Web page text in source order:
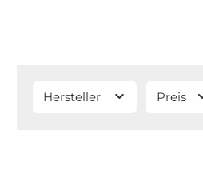
Hersteller Preis